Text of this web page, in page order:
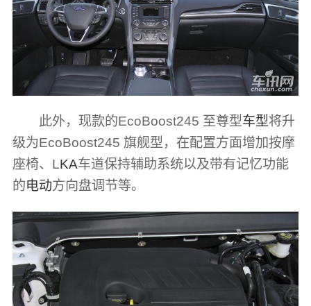
此外，现款的EcoBoost245 至尊型车型将升
级为EcoBoost245 旗舰型，在配置方面增加按摩
座椅、LKA车道保持辅助系统以及带有记忆功能
的电动方向盘调节等。